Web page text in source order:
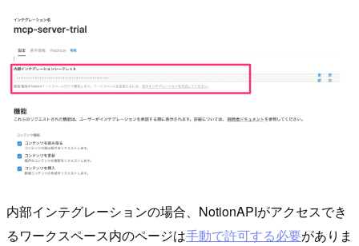
内部インテグレーションの場合、NotionAPIがアクセスでき
るワークスペース内のページは手動で許可する必要がありま